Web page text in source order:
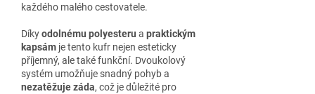
každého malého cestovatele.
Díkyodolnému polyesteru a praktickým
kapsám je tento kufr nejen esteticky
příjemný, ale také funkční. Dvoukolový
systém umožňuje snadný pohyb a
nezatěžuje záda, což je důležité pro